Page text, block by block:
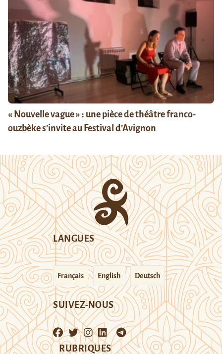
« Nouvelle vague » : une pièce de théâtre franco-
ouzbèke s’invite au Festival d’Avignon
LANGUES
Français English Deutsch
SUIVEZ-NOUS
RUBRIQUES